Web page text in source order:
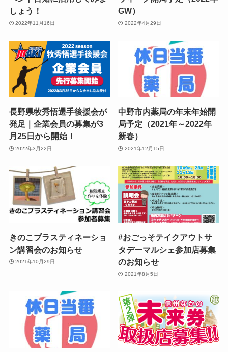
しょう！
2022年11月16日
GW）
2022年4月29日
長野県牧秀悟選手後援会が
発足｜企業会員の募集が3
月25日から開始！
2022年3月22日
中野市内薬局の年末年始開
局予定（2021年～2022年
新春）
2021年12月15日
きのこプラスティネーショ
ン講習会のお知らせ
2021年10月29日
#おごっそテイクアウトサ
タデーマルシェ参加店募集
のお知らせ
2021年8月5日